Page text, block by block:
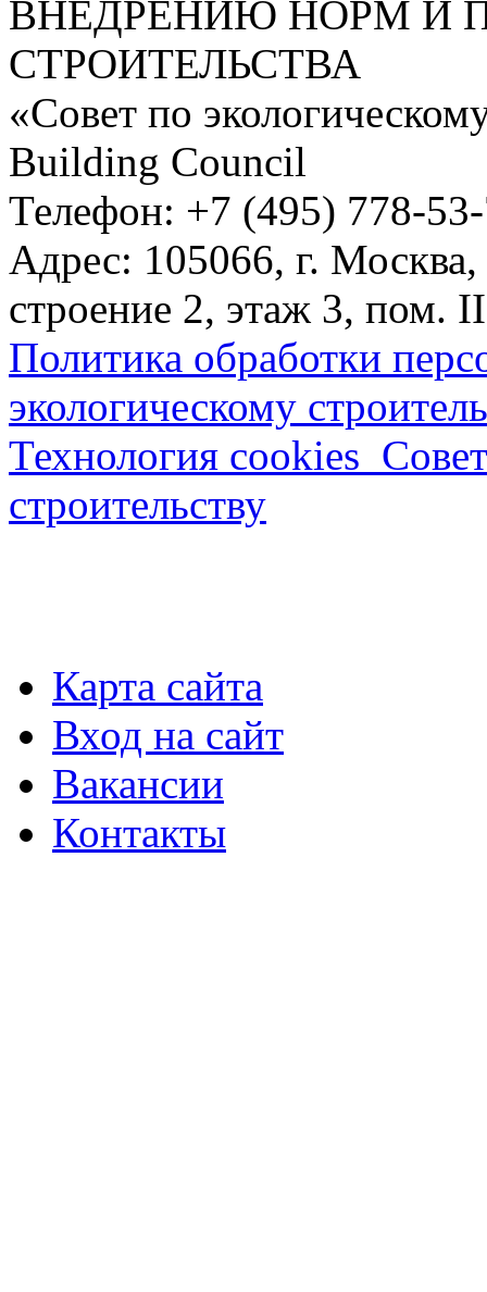
ВНЕДРЕНИЮ НОРМ И
СТРОИТЕЛЬСТВА
«Совет по
Building Council
Телефон: +7 (495) 778-
Адрес: 105066, г.
строение 2, этаж 3, пом.
Политика обработки
экологическому
Технология
строительству
Карта сайта
Вход на сайт
Вакансии
Контакты